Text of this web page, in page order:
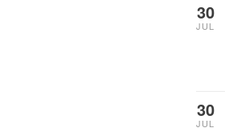
30
JUL
30
JUL